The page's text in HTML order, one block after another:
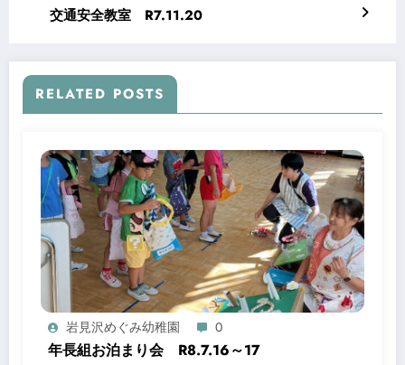
交通安全教室 R7.11.20
RELATED POSTS
岩見沢めぐみ幼稚園 0
年長組お泊まり会 R8.7.16～17